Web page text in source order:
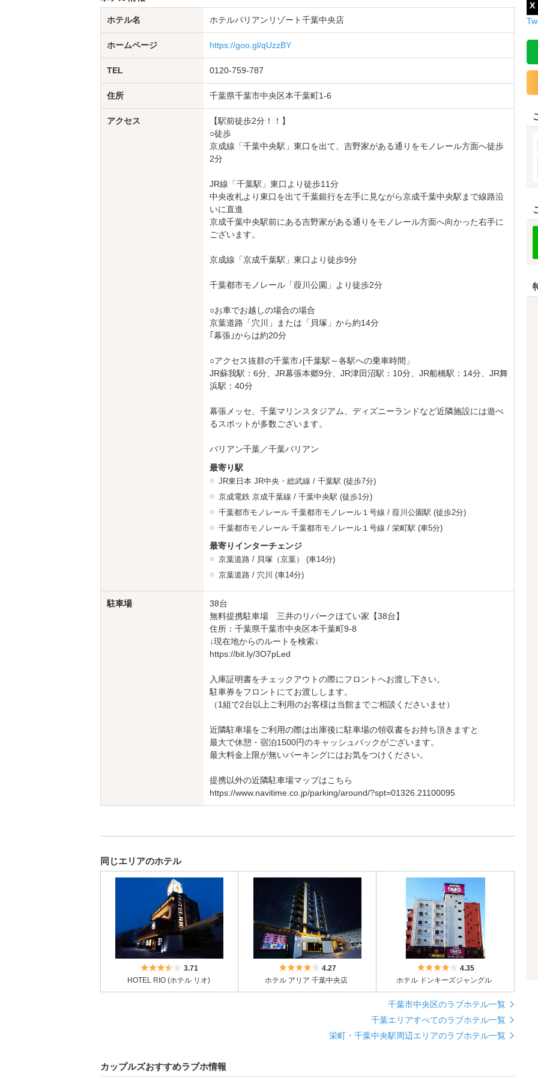
ホテル名 ホテルバリアンリゾート千葉中央店
ホームページ https://goo.gl/qUzzBY
TEL 0120-759-787
住所 千葉県千葉市中央区本千葉町1-6
アクセス
【駅前徒歩2分！！】
○徒歩
京成線「千葉中央駅」東口を出て、吉野家がある通りをモノレール方面へ徒歩
2分
JR線「千葉駅」東口より徒歩11分
中央改札より東口を出て千葉銀行を左手に見ながら京成千葉中央駅まで線路沿
いに直進
京成千葉中央駅前にある吉野家がある通りをモノレール方面へ向かった右手に
ございます。
京成線「京成千葉駅」東口より徒歩9分
千葉都市モノレール「葭川公園」より徒歩2分
○お車でお越しの場合の場合
京葉道路「穴川」または「貝塚」から約14分
｢幕張｣からは約20分
○アクセス抜群の千葉市♪[千葉駅～各駅への乗車時間」
JR蘇我駅：6分、JR幕張本郷9分、JR津田沼駅：10分、JR船橋駅：14分、JR舞
浜駅：40分
幕張メッセ、千葉マリンスタジアム、ディズニーランドなど近隣施設には遊べ
るスポットが多数ございます。
バリアン千葉／千葉バリアン
最寄り駅
JR東日本 JR中央・総武線 / 千葉駅 (徒歩7分)
京成電鉄 京成千葉線 / 千葉中央駅 (徒歩1分)
千葉都市モノレール 千葉都市モノレール１号線 / 葭川公園駅 (徒歩2分)
千葉都市モノレール 千葉都市モノレール１号線 / 栄町駅 (車5分)
最寄りインターチェンジ
京葉道路 / 貝塚（京葉）
(車14分)
京葉道路 / 穴川 (車14分)
駐車場
38台
無料提携駐車場 三井のリパークほてい家【38台】
住所：千葉県千葉市中央区本千葉町9-8
↓現在地からのルートを検索↓
https://bit.ly/3O7pLed
入庫証明書をチェックアウトの際にフロントへお渡し下さい。
駐車券をフロントにてお渡しします。
（1組で2台以上ご利用のお客様は当館までご相談くださいませ）
近隣駐車場をご利用の際は出庫後に駐車場の領収書をお持ち頂きますと
最大で休憩・宿泊1500円のキャッシュバックがございます。
最大料金上限が無いパーキングにはお気をつけください。
提携以外の近隣駐車場マップはこちら
https://www.navitime.co.jp/parking/around/?spt=01326.21100095
同じエリアのホテル
5つ星のうち3.5
3.71
HOTEL RIO (ホテル リオ)
5つ星のうち4
4.27
ホテル アリア 千葉中央店
5つ星のうち4
4.35
ホテル ドンキーズジャングル
千葉市中央区のラブホテル一覧
千葉エリアすべてのラブホテル一覧
栄町・千葉中央駅周辺エリアのラブホテル一覧
カップルズおすすめラブホ情報
X